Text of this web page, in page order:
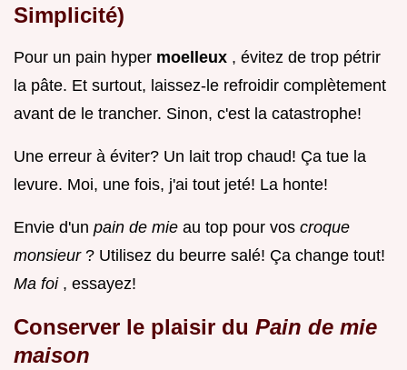
Simplicité)
Pour un pain hyper moelleux , évitez de trop pétrir
la pâte. Et surtout, laissez-le refroidir complètement
avant de le trancher. Sinon, c'est la catastrophe!
Une erreur à éviter? Un lait trop chaud! Ça tue la
levure. Moi, une fois, j'ai tout jeté! La honte!
Envie d'un pain de mie au top pour vos croque
monsieur ? Utilisez du beurre salé! Ça change tout!
Ma foi , essayez!
Conserver le plaisir du Pain de mie
maison